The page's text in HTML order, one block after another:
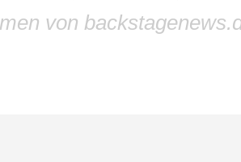
von